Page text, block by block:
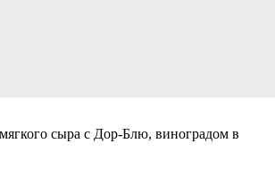
сыра с Дор-Блю, виноградом в